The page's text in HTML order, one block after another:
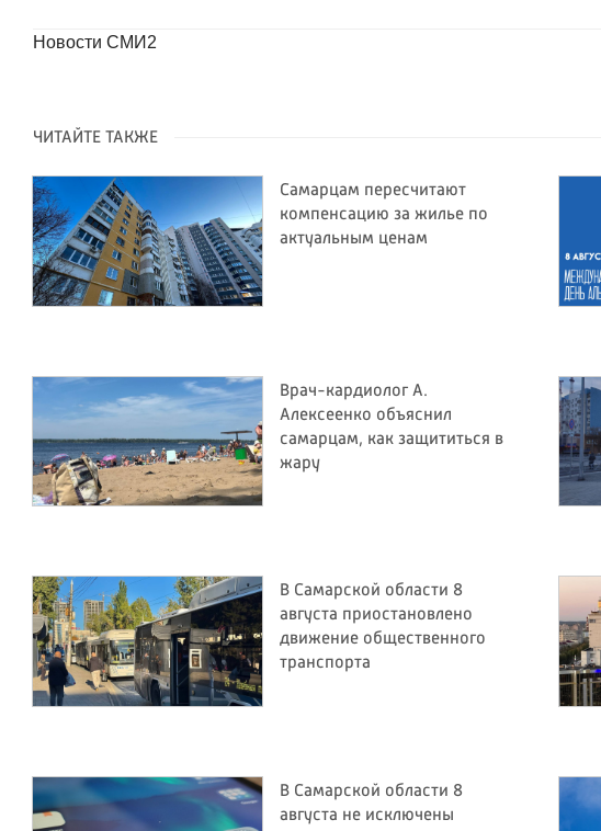
Новости СМИ2
ЧИТАЙТЕ ТАКЖЕ
Самарцам пересчитают
компенсацию за жилье по
актуальным ценам
Врач-кардиолог А.
Алексеенко объяснил
самарцам, как защититься в
жару
В Самарской области 8
августа приостановлено
движение общественного
транспорта
В Самарской области 8
августа не исключены